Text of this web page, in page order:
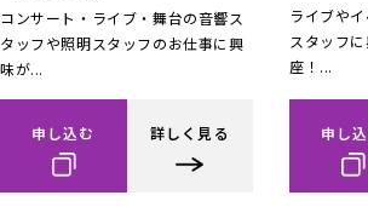
コンサート・ライブ・舞台の音響ス
タッフや照明スタッフのお仕事に興
味が...
申し込む 詳しく見る
ライブや
スタッフ
座！...
申し